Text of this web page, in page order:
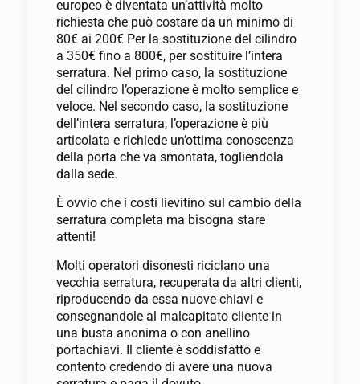
europeo è diventata un’attività molto
richiesta che può costare da un minimo di
80€ ai 200€ Per la sostituzione del cilindro
a 350€ fino a 800€, per sostituire l’intera
serratura. Nel primo caso, la sostituzione
del cilindro l’operazione è molto semplice e
veloce. Nel secondo caso, la sostituzione
dell’intera serratura, l’operazione è più
articolata e richiede un’ottima conoscenza
della porta che va smontata, togliendola
dalla sede.
È ovvio che i costi lievitino sul cambio della
serratura completa ma bisogna stare
attenti!
Molti operatori disonesti riciclano una
vecchia serratura, recuperata da altri clienti,
riproducendo da essa nuove chiavi e
consegnandole al malcapitato cliente in
una busta anonima o con anellino
portachiavi. Il cliente è soddisfatto e
contento credendo di avere una nuova